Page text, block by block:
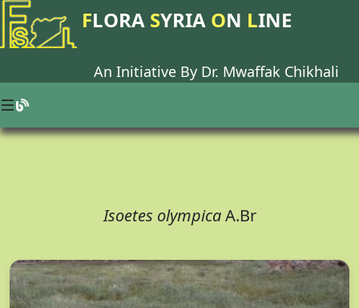
FLORA SYRIA ON LINE
An Initiative By Dr. Mwaffak Chikhali
Isoetes olympicaA.Br